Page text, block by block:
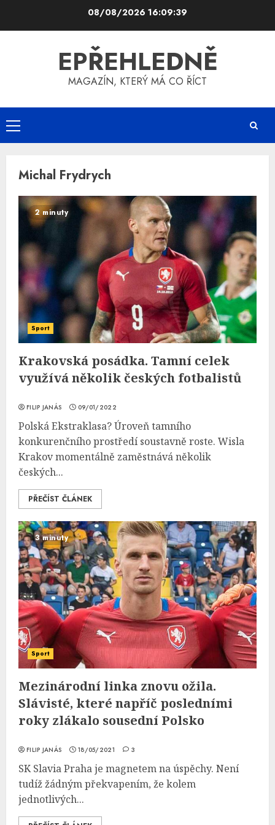
08/08/2026 16:09:39
EPŘEHLEDNĚ
MAGAZÍN, KTERÝ MÁ CO ŘÍCT
Primary
Menu
Michal Frydrych
2 minuty
Sport
Krakovská posádka. Tamní celek
využívá několik českých fotbalistů
FILIP JANÁS 09/01/2022
Polská Ekstraklasa? Úroveň tamního
konkurenčního prostředí soustavně roste. Wisla
Krakov momentálně zaměstnává několik
českých...
PŘEČÍST ČLÁNEK
3 minuty
Sport
Mezinárodní linka znovu ožila.
Slávisté, které napříč posledními
roky zlákalo sousední Polsko
FILIP JANÁS 18/05/2021 3
SK Slavia Praha je magnetem na úspěchy. Není
tudíž žádným překvapením, že kolem
jednotlivých...